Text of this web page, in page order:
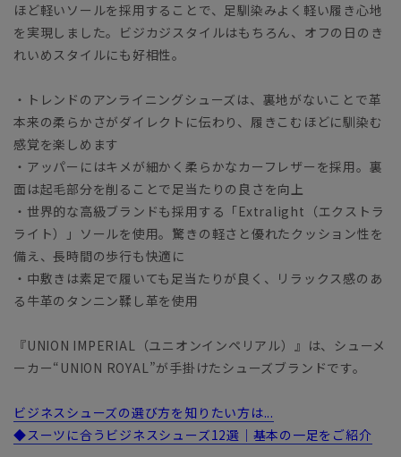
ほど軽いソールを採用することで、足馴染みよく軽い履き心地
を実現しました。ビジカジスタイルはもちろん、オフの日のき
れいめスタイルにも好相性。
・トレンドのアンライニングシューズは、裏地がないことで革
本来の柔らかさがダイレクトに伝わり、履きこむほどに馴染む
感覚を楽しめます
・アッパーにはキメが細かく柔らかなカーフレザーを採用。裏
面は起毛部分を削ることで足当たりの良さを向上
・世界的な高級ブランドも採用する「Extralight（エクストラ
ライト）」ソールを使用。驚きの軽さと優れたクッション性を
備え、長時間の歩行も快適に
・中敷きは素足で履いても足当たりが良く、リラックス感のあ
る牛革のタンニン鞣し革を使用
『UNION IMPERIAL（ユニオンインペリアル）』は、シューメ
ーカー“UNION ROYAL”が手掛けたシューズブランドです。
ビジネスシューズの選び方を知りたい方は...
◆スーツに合うビジネスシューズ12選｜基本の一足をご紹介